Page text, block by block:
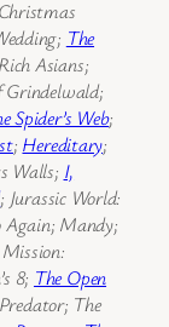
The
Asians;
Grindelwald;
Spider’s Web;
; Hereditary;
Walls; I,
; Jurassic World:
Again; Mandy;
Mission:
8; The Open
The